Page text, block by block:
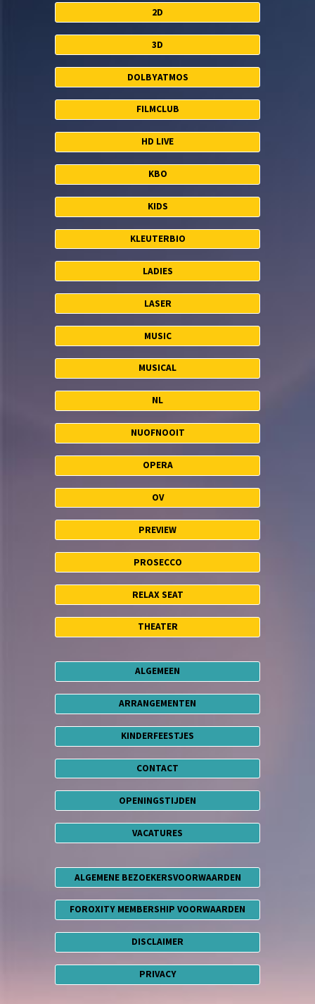
2D
3D
DOLBYATMOS
FILMCLUB
HD LIVE
KBO
KIDS
KLEUTERBIO
LADIES
LASER
MUSIC
MUSICAL
NL
NUOFNOOIT
OPERA
OV
PREVIEW
PROSECCO
RELAX SEAT
THEATER
ALGEMEEN
ARRANGEMENTEN
KINDERFEESTJES
CONTACT
OPENINGSTIJDEN
VACATURES
ALGEMENE BEZOEKERSVOORWAARDEN
FOROXITY MEMBERSHIP VOORWAARDEN
DISCLAIMER
PRIVACY